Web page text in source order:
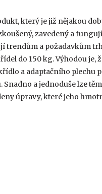
který je již nějakou
zavedený a
trendům a požadavkům
do 150 kg. Výhodou je,
a adaptačního
a jednoduše lze
úpravy, které jeho